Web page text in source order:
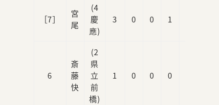
［7］
宮
尾
(4
慶
應)
3 0 0 1
6
斎
藤
快
(2
県
立
前
橋)
1 0 0 0